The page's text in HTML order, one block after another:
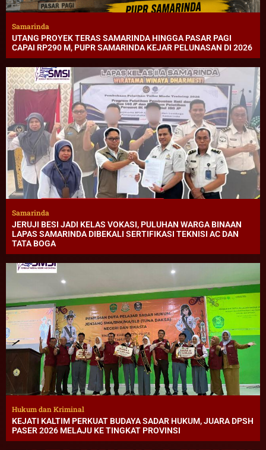
Samarinda
UTANG PROYEK TERAS SAMARINDA HINGGA PASAR PAGI
CAPAI RP290 M, PUPR SAMARINDA KEJAR PELUNASAN DI 2026
Samarinda
JERUJI BESI JADI KELAS VOKASI, PULUHAN WARGA BINAAN
LAPAS SAMARINDA DIBEKALI SERTIFIKASI TEKNISI AC DAN
TATA BOGA
Hukum dan Kriminal
KEJATI KALTIM PERKUAT BUDAYA SADAR HUKUM, JUARA DPSH
PASER 2026 MELAJU KE TINGKAT PROVINSI